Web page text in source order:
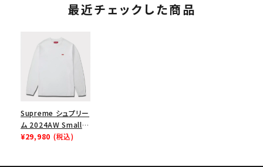
最近チェックした商品
Supreme シュプリー
ム 2024AW Small
Box L/S Tee スモー
¥29,980 (税込)